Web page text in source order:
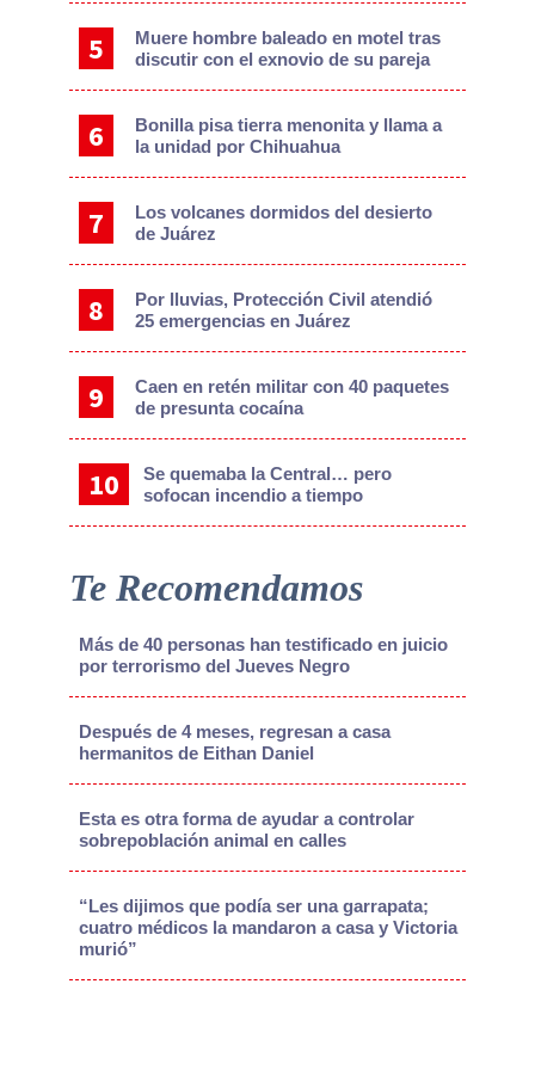
Muere hombre baleado en motel tras
discutir con el exnovio de su pareja
Bonilla pisa tierra menonita y llama a
la unidad por Chihuahua
Los volcanes dormidos del desierto
de Juárez
Por lluvias, Protección Civil atendió
25 emergencias en Juárez
Caen en retén militar con 40 paquetes
de presunta cocaína
Se quemaba la Central… pero
sofocan incendio a tiempo
Te Recomendamos
Más de 40 personas han testificado en juicio
por terrorismo del Jueves Negro
Después de 4 meses, regresan a casa
hermanitos de Eithan Daniel
Esta es otra forma de ayudar a controlar
sobrepoblación animal en calles
“Les dijimos que podía ser una garrapata;
cuatro médicos la mandaron a casa y Victoria
murió”